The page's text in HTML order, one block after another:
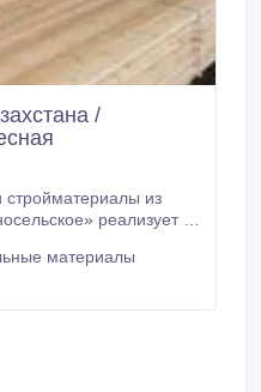
/
из
Республики
заказа по
материалы